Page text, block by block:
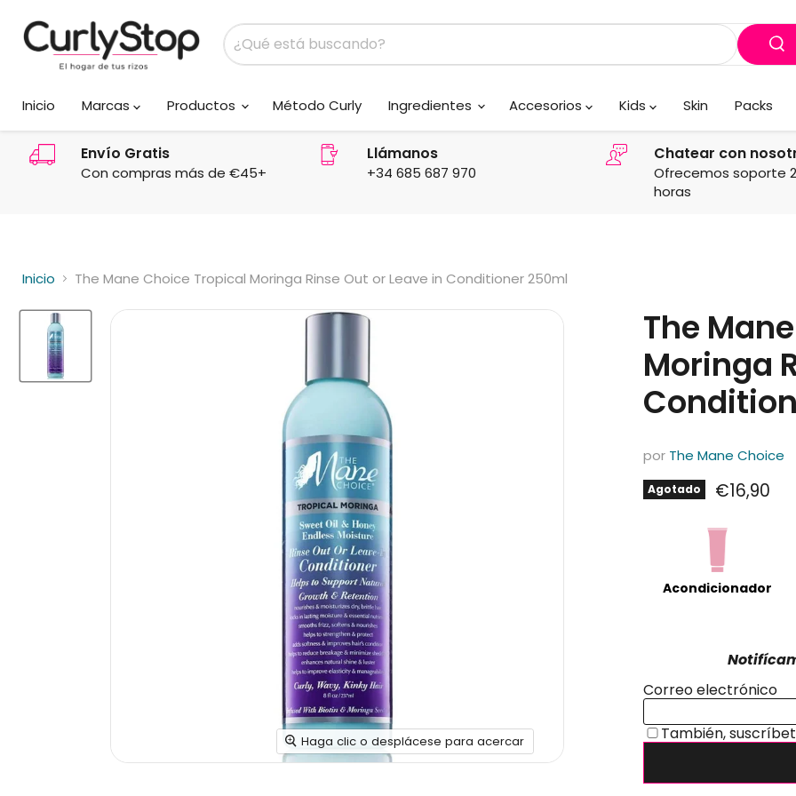
Inicio
Marcas Productos Método Curly Ingredientes Accesorios Kids Skin Packs
Envío Gratis
Con compras más de €45+
Llámanos
+34 685 687 970
Chatear con
Ofrecemos soporte
horas
Inicio The Mane Choice Tropical Moringa Rinse Out or Leave in Conditioner 250ml
Haga clic o desplácese para acercar
The
Moringa
por The Mane Choice
Agotado Precio
€16,90
Acondicionador